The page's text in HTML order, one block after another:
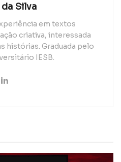
Silva
em textos
criativa, interessada
histórias. Graduada pelo
IESB.